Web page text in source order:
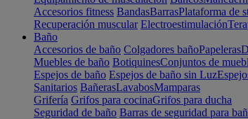
Accesorios fitness BandasBarrasPlataforma de
Recuperación muscular Electroestimulación
Baño
Accesorios de baño Colgadores bañoPapeleras
Muebles de baño BotiquinesConjuntos de
Espejos de baño Espejos de baño sin Luz
Sanitarios BañerasLavabosMamparas
Grifería Grifos para cocinaGrifos para ducha
Seguridad de baño Barras de seguridad para